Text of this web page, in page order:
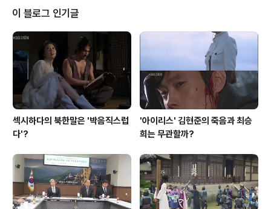
령했다고 했습니다. 순간 김정일이가 이명박에게 낚였구나
하는 생각이 퍼뜩 들었습니다. 북한은 남한 내 중요한 정치
사회적 이슈가 있을 때마다 헛발질로 정권을 도와주곤 했
습니다. 이번에도 국민의 눈과 귀를 엉뚱한 곳으로 돌리려
는 MB정권의 공작에 북한군부가 놀아난 거 아닌가하는 생
각이 들었지만, 이제 국민들도 하도 이골이 나서 ..
이 블로그 인기글
섹시하다의 북한말은 '박음직스럽
다'?
'아이리스' 김현준의 죽음과 최승
희는 무관할까?